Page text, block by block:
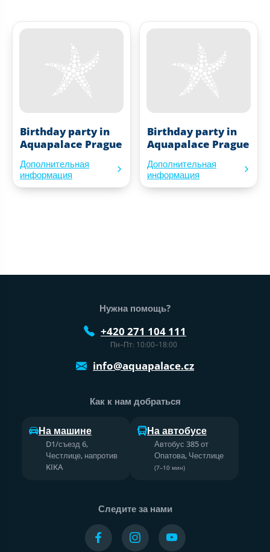
Birthday party in
Aquapalace Prague
Дополнительная
информация
Birthday party in
Aquapalace Prague
Дополнительная
информация
Нижний колонтитул веб-сайта
Нужна помощь?
+420 271 104 111
Пн–Пт: 10:00–18:00
info@aquapalace.cz
Как к нам добраться
На машине
D1/съезд 6,
Честлице, напротив
KIKA
На автобусе
Автобус 385 от
Опатова, Честлице
(7–10 мин)
Следите за нами